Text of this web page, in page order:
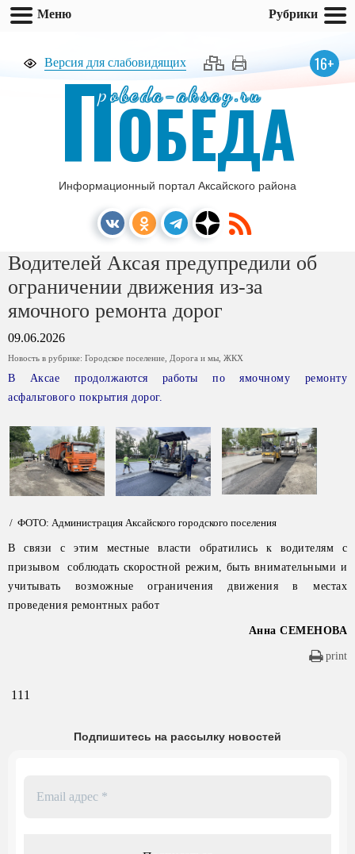
Версия для слабовидящих 16+
pobeda-aksay.ru
ПОБЕДА
Информационный портал Аксайского района
Водителей Аксая предупредили об
ограничении движения из-за
ямочного ремонта дорог
09.06.2026
Новость в рубрике: Городское поселение Дорога и мы ЖКХ
В Аксае продолжаются работы по ямочному ремонту
асфальтового покрытия дорог.
/ ФОТО: Администрация Аксайского городского поселения
В связи с этим местные власти обратились к водителям с
призывом соблюдать скоростной режим, быть внимательными и
учитывать возможные ограничения движения в местах
проведения ремонтных работ
Анна СЕМЕНОВА
print
111
Подпишитесь на рассылку новостей
Меню Рубрики